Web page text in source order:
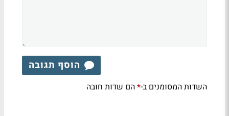
הוסף תגובה
השדות המסומנים ב-*הם שדות חובה